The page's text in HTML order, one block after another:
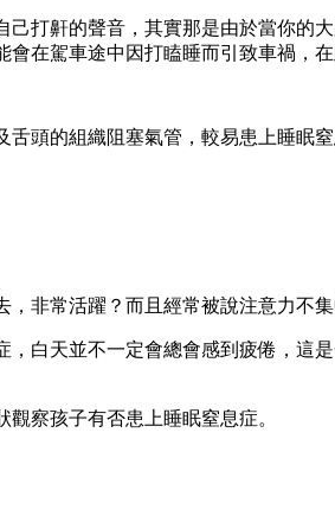
己打鼾的聲音，其實那是由於當你的
會在駕車途中因打瞌睡而引致車禍，
舌頭的組織阻塞氣管，較易患上睡眠
，非常活躍？而且經常被說注意力不
，白天並不一定會總會感到疲倦，這
察孩子有否患上睡眠窒息症。